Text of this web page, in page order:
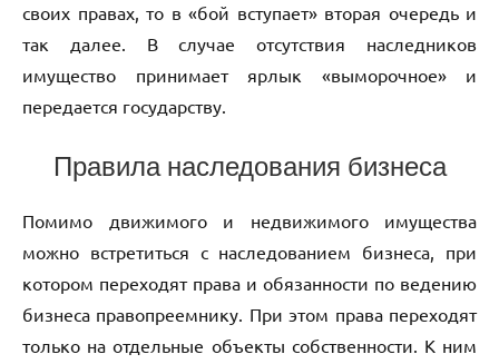
своих правах, то в «бой вступает» вторая очередь и
так далее. В случае отсутствия наследников
имущество принимает ярлык «выморочное» и
передается государству.
Правила наследования бизнеса
Помимо движимого и недвижимого имущества
можно встретиться с наследованием бизнеса, при
котором переходят права и обязанности по ведению
бизнеса правопреемнику. При этом права переходят
только на отдельные объекты собственности. К ним